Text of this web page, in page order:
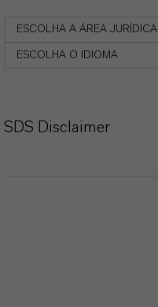
ESCOLHA A ÁREA JURÍDICA
ESCOLHA O IDIOMA
SDS Disclaimer